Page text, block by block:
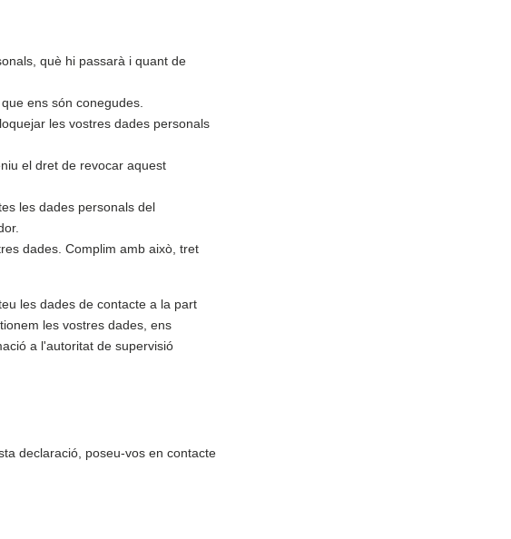
què hi passarà i quant de
ens són conegudes.
les vostres dades personals
el dret de revocar aquest
les dades personals del
dades. Complim amb això, tret
les dades de contacte a la part
les vostres dades, ens
a l'autoritat de supervisió
declaració, poseu-vos en contacte